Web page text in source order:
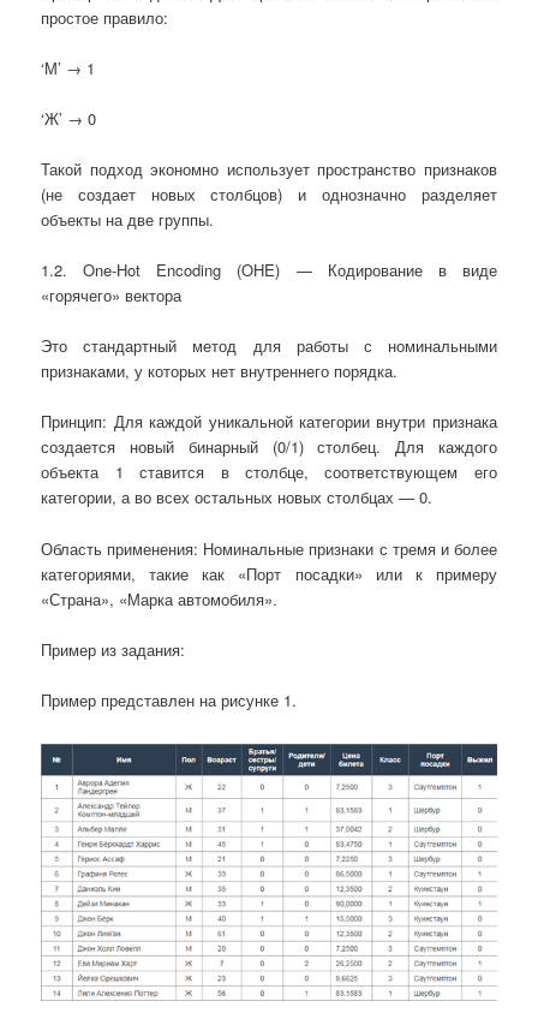
простое правило:
‘М’ → 1
‘Ж’ → 0
Такой подход экономно использует пространство признаков
(не создает новых столбцов) и однозначно разделяет
объекты на две группы.
1.2. One-Hot Encoding (OHE) — Кодирование в виде
«горячего» вектора
Это стандартный метод для работы с номинальными
признаками, у которых нет внутреннего порядка.
Принцип: Для каждой уникальной категории внутри признака
создается новый бинарный (0/1) столбец. Для каждого
объекта 1 ставится в столбце, соответствующем его
категории, а во всех остальных новых столбцах — 0.
Область применения: Номинальные признаки с тремя и более
категориями, такие как «Порт посадки» или к примеру
«Страна», «Марка автомобиля».
Пример из задания:
Пример представлен на рисунке 1.